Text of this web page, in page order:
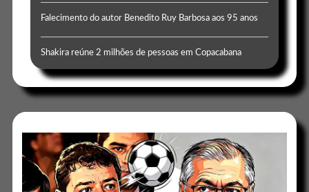
Falecimento do autor Benedito Ruy Barbosa aos 95 anos
Shakira reúne 2 milhões de pessoas em Copacabana